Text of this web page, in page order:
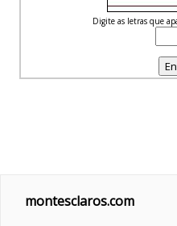
Digite as letras que
montesclaros.com